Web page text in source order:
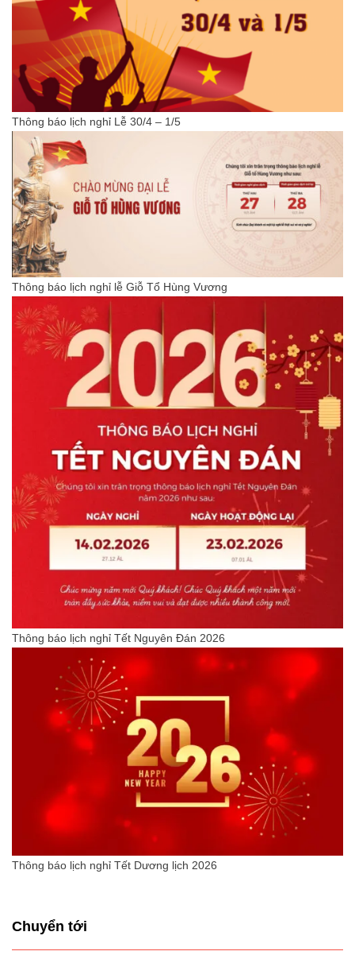
Thông báo lịch nghỉ Lễ 30/4 – 1/5
Thông báo lịch nghỉ lễ Giỗ Tổ Hùng Vương
Thông báo lịch nghỉ Tết Nguyên Đán 2026
Thông báo lịch nghỉ Tết Dương lịch 2026
Chuyển tới